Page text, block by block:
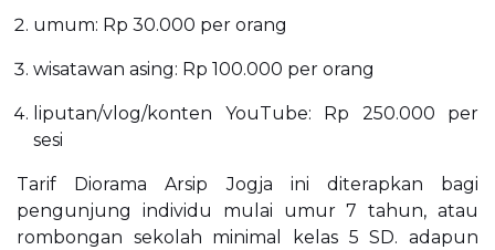
umum: Rp 30.000 per orang
wisatawan asing: Rp 100.000 per orang
liputan/vlog/konten YouTube: Rp 250.000 per
sesi
Tarif Diorama Arsip Jogja ini diterapkan bagi
pengunjung individu mulai umur 7 tahun, atau
rombongan sekolah minimal kelas 5 SD. adapun